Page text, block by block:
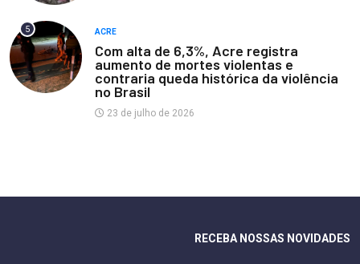
5 ACRE
Com alta de 6,3%, Acre registra
aumento de mortes violentas e
contraria queda histórica da violência
no Brasil
23 de julho de 2026
RECEBA NOSSAS NOVIDADES